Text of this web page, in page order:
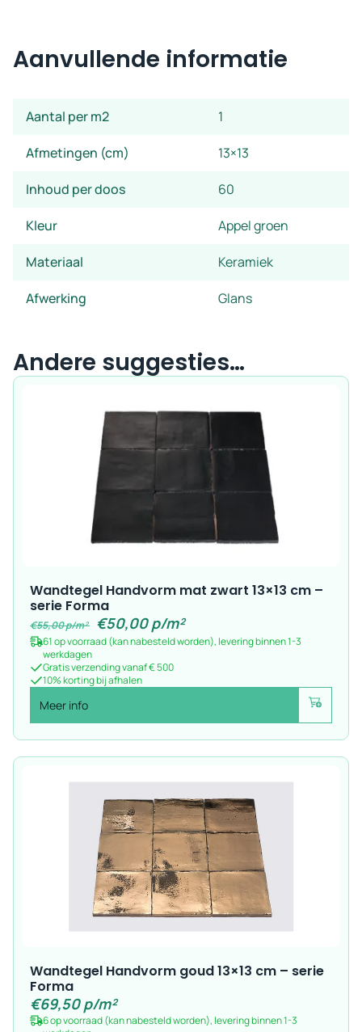
Aanvullende informatie
Aantal per m2 1
Afmetingen (cm) 13×13
Inhoud per doos 60
Kleur Appel groen
Materiaal Keramiek
Afwerking Glans
Andere suggesties…
Wandtegel Handvorm mat zwart 13×13 cm –
serie Forma
€55,00p/m² €50,00p/m²
61 op voorraad (kan nabesteld worden), levering binnen 1-3
werkdagen
Gratis verzending vanaf € 500
10% korting bij afhalen
Meer info Voeg toe
Wandtegel Handvorm goud 13×13 cm – serie
Forma
€69,50p/m²
6 op voorraad (kan nabesteld worden), levering binnen 1-3